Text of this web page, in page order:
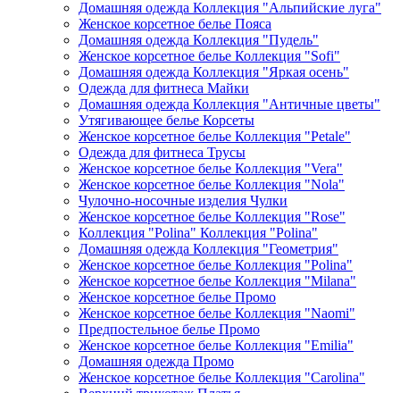
Домашняя одежда Коллекция "Альпийские луга"
Женское корсетное белье Пояса
Домашняя одежда Коллекция "Пудель"
Женское корсетное белье Коллекция "Sofi"
Домашняя одежда Коллекция "Яркая осень"
Одежда для фитнеса Майки
Домашняя одежда Коллекция "Античные цветы"
Утягивающее белье Корсеты
Женское корсетное белье Коллекция "Petale"
Одежда для фитнеса Трусы
Женское корсетное белье Коллекция "Vera"
Женское корсетное белье Коллекция "Nola"
Чулочно-носочные изделия Чулки
Женское корсетное белье Коллекция "Rose"
Коллекция "Polina" Коллекция "Polina"
Домашняя одежда Коллекция "Геометрия"
Женское корсетное белье Коллекция "Polina"
Женское корсетное белье Коллекция "Milana"
Женское корсетное белье Промо
Женское корсетное белье Коллекция "Naomi"
Предпостельное белье Промо
Женское корсетное белье Коллекция "Emilia"
Домашняя одежда Промо
Женское корсетное белье Коллекция "Carolina"